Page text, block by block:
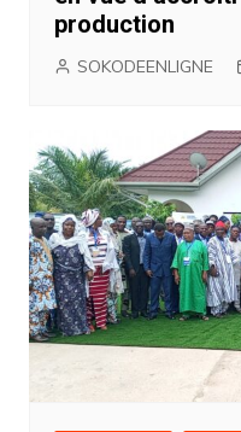
production
SOKODEENLIGNE